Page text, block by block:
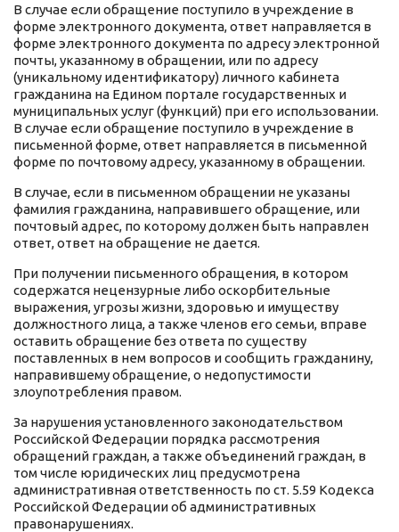
В случае если обращение поступило в учреждение в
форме электронного документа, ответ направляется в
форме электронного документа по адресу электронной
почты, указанному в обращении, или по адресу
(уникальному идентификатору) личного кабинета
гражданина на Едином портале государственных и
муниципальных услуг (функций) при его использовании.
В случае если обращение поступило в учреждение в
письменной форме, ответ направляется в письменной
форме по почтовому адресу, указанному в обращении.
В случае, если в письменном обращении не указаны
фамилия гражданина, направившего обращение, или
почтовый адрес, по которому должен быть направлен
ответ, ответ на обращение не дается.
При получении письменного обращения, в котором
содержатся нецензурные либо оскорбительные
выражения, угрозы жизни, здоровью и имуществу
должностного лица, а также членов его семьи, вправе
оставить обращение без ответа по существу
поставленных в нем вопросов и сообщить гражданину,
направившему обращение, о недопустимости
злоупотребления правом.
За нарушения установленного законодательством
Российской Федерации порядка рассмотрения
обращений граждан, а также объединений граждан, в
том числе юридических лиц предусмотрена
административная ответственность по ст. 5.59 Кодекса
Российской Федерации об административных
правонарушениях.